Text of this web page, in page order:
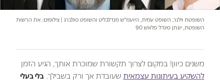
השופטת וילנר, השופט עמית, היועמ"ש מנדלבליט והשופט סולברג | צילומים: את הרשות
השופטת, יונתן סינדל פלאש 90
משנים כיוון! במקום לצרוך תקשורת שמוכרת אותך, הגיע הזמן
להשקיע בעיתונות עצמאית שעובדת אך ורק בשבילך. בלי בעלי